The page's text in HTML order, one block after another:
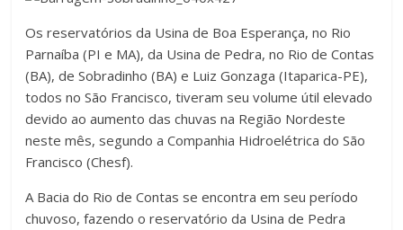
Os reservatórios da Usina de Boa Esperança, no Rio
Parnaíba (PI e MA), da Usina de Pedra, no Rio de Contas
(BA), de Sobradinho (BA) e Luiz Gonzaga (Itaparica-PE),
todos no São Francisco, tiveram seu volume útil elevado
devido ao aumento das chuvas na Região Nordeste
neste mês, segundo a Companhia Hidroelétrica do São
Francisco (Chesf).
A Bacia do Rio de Contas se encontra em seu período
chuvoso, fazendo o reservatório da Usina de Pedra